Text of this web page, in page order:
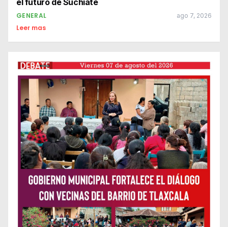
el futuro de Suchiate
GENERAL ago 7, 2026
Leer mas